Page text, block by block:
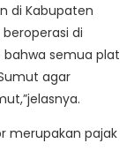
di Kabupaten
di
semua plat
agar
merupakan pajak